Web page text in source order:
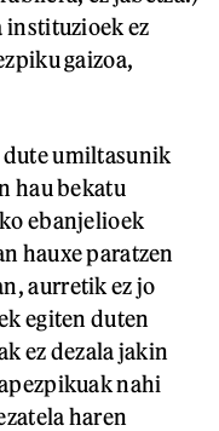
ez
gaizoa,
dute umiltasunik
hau bekatu
ebanjelioek
hauxe paratzen
aurretik ez jo
egiten duten
ez dezala jakin
nahi
haren